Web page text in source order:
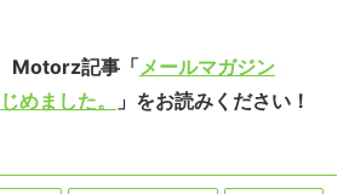
Motorz記事「メールマガジン
めました。
」をお読みください！